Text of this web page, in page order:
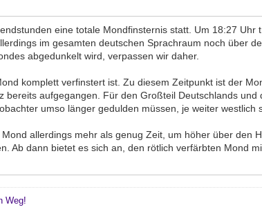
eine totale Mondfinsternis statt. Um 18:27
im gesamten deutschen Sprachraum noch über
abgedunkelt wird, verpassen wir daher.
komplett verfinstert ist. Zu diesem Zeitpunkt ist der
bereits aufgegangen. Für den Großteil Deutschlands und
umso länger gedulden müssen, je weiter westlich
allerdings mehr als genug Zeit, um höher über den
Ab dann bietet es sich an, den rötlich verfärbten Mond
Weg!